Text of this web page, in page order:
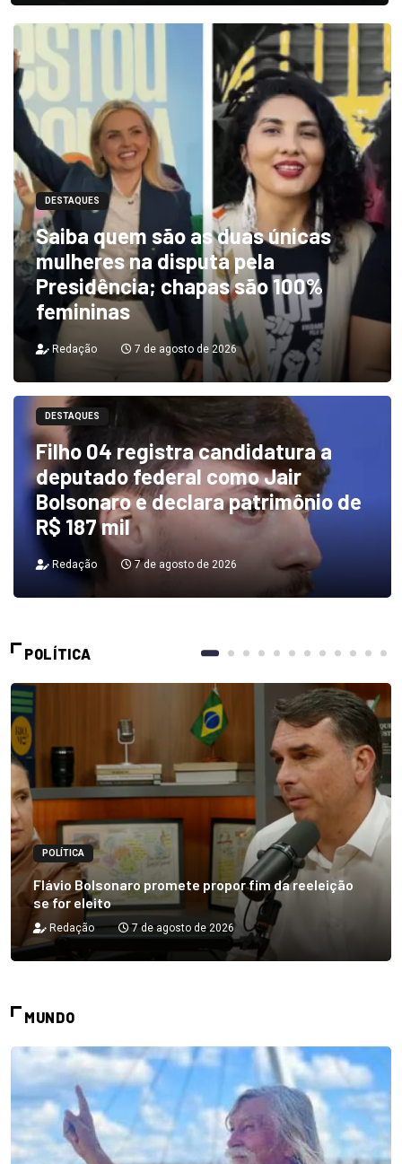
DESTAQUES
Saiba quem são as duas únicas
mulheres na disputa pela
Presidência; chapas são 100%
femininas
Redação 7 de agosto de 2026
DESTAQUES
Filho 04 registra candidatura a
deputado federal como Jair
Bolsonaro e declara patrimônio de
R$ 187 mil
Redação 7 de agosto de 2026
POLÍTICA
POLÍTICA
Flávio Bolsonaro promete propor fim da reeleição
se for eleito
Redação 7 de agosto de 2026
MUNDO